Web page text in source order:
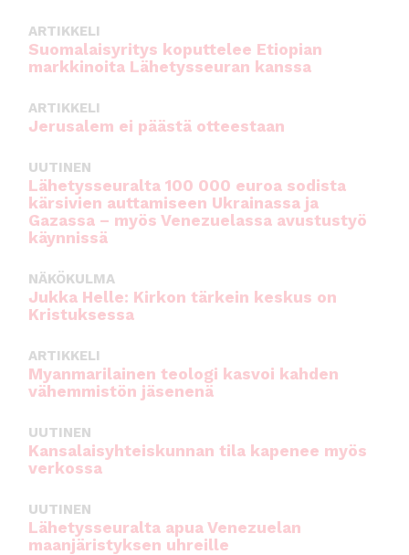
ARTIKKELI
Suomalaisyritys koputtelee Etiopian
markkinoita Lähetysseuran kanssa
ARTIKKELI
Jerusalem ei päästä otteestaan
UUTINEN
Lähetysseuralta 100 000 euroa sodista
kärsivien auttamiseen Ukrainassa ja
Gazassa – myös Venezuelassa avustustyö
käynnissä
NÄKÖKULMA
Jukka Helle: Kirkon tärkein keskus on
Kristuksessa
ARTIKKELI
Myanmarilainen teologi kasvoi kahden
vähemmistön jäsenenä
UUTINEN
Kansalaisyhteiskunnan tila kapenee myös
verkossa
UUTINEN
Lähetysseuralta apua Venezuelan
maanjäristyksen uhreille